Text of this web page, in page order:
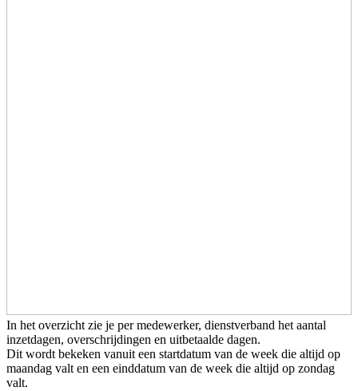
In het overzicht zie je per medewerker, dienstverband het aantal
inzetdagen, overschrijdingen en uitbetaalde dagen.
Dit wordt bekeken vanuit een startdatum van de week die altijd op
maandag valt en een einddatum van de week die altijd op zondag
valt.